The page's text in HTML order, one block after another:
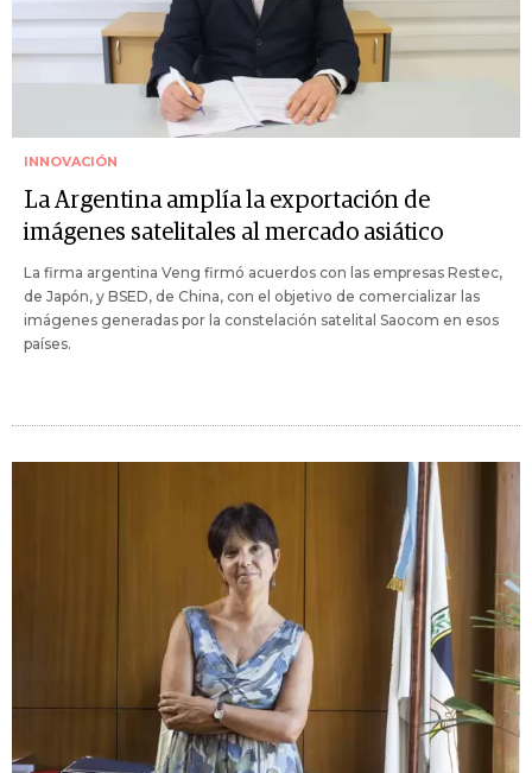
INNOVACIÓN
La Argentina amplía la exportación de
imágenes satelitales al mercado asiático
La firma argentina Veng firmó acuerdos con las empresas Restec,
de Japón, y BSED, de China, con el objetivo de comercializar las
imágenes generadas por la constelación satelital Saocom en esos
países.